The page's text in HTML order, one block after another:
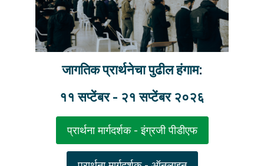
जागतिक प्रार्थनेचा पुढील हंगाम:
११ सप्टेंबर - २१ सप्टेंबर २०२६
प्रार्थना मार्गदर्शक - इंग्रजी पीडीएफ